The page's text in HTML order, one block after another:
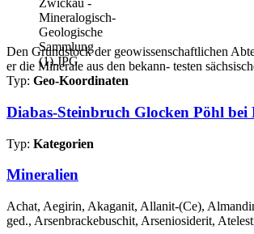
Den Grundstock der geowissenschaftlichen
er die Minerale aus den bekann- testen
Typ: Geo-Koordinaten
Diabas-Steinbruch Glocken Pöhl bei
Typ: Kategorien
Mineralien
Achat, Aegirin, Akaganit, Allanit-(Ce),
ged., Arsenbrackebuschit, Arseniosiderit,